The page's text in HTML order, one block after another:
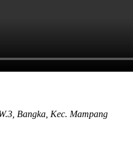
Bangka, Kec. Mampang